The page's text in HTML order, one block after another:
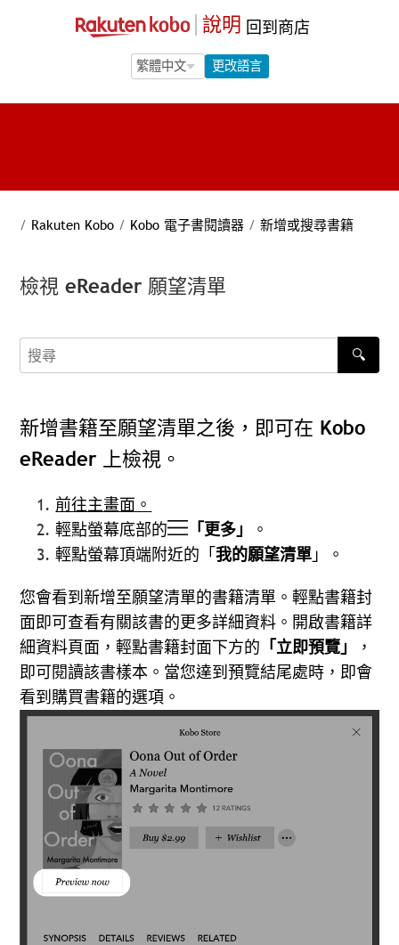
說明 回到商店
Language Selection
Language Selection
更改語言
/ Rakuten Kobo / Kobo 電子書閱讀器 / 新增或搜尋書籍
檢視 eReader 願望清單
搜尋
🔍
新增書籍至願望清單之後，即可在 Kobo
eReader 上檢視。
前往主畫面。
輕點螢幕底部的
「更多」
。
輕點螢幕頂端附近的「我的願望清單 」。
您會看到新增至願望清單的書籍清單。輕點書籍封
面即可查看有關該書的更多詳細資料。開啟書籍詳
細資料頁面，輕點書籍封面下方的 「立即預覽」
，
即可閱讀該書樣本。當您達到預覽結尾處時，即會
看到購買書籍的選項。